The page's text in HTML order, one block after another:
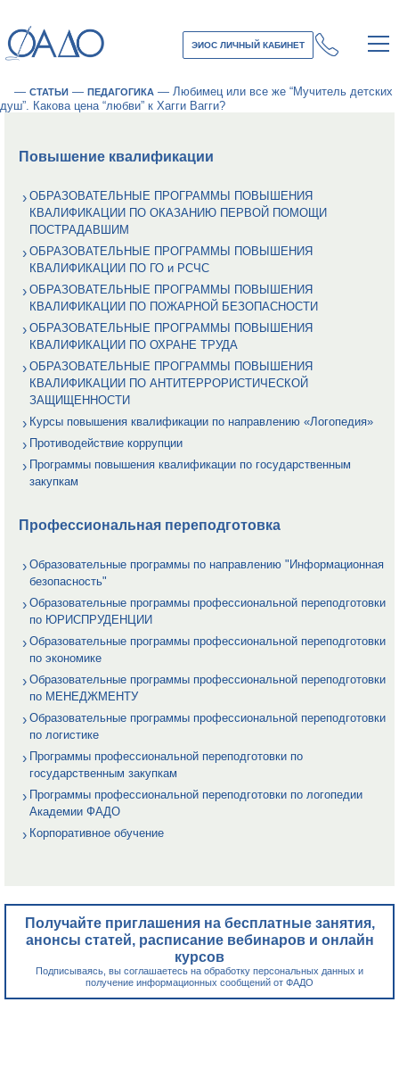
ЭИОС ЛИЧНЫЙ КАБИНЕТ
— СТАТЬИ — ПЕДАГОГИКА — Любимец или все же “Мучитель детских
душ”. Какова цена “любви” к Хагги Вагги?
Повышение квалификации
ОБРАЗОВАТЕЛЬНЫЕ ПРОГРАММЫ ПОВЫШЕНИЯ
КВАЛИФИКАЦИИ ПО ОКАЗАНИЮ ПЕРВОЙ ПОМОЩИ
ПОСТРАДАВШИМ
ОБРАЗОВАТЕЛЬНЫЕ ПРОГРАММЫ ПОВЫШЕНИЯ
КВАЛИФИКАЦИИ ПО ГО и РСЧС
ОБРАЗОВАТЕЛЬНЫЕ ПРОГРАММЫ ПОВЫШЕНИЯ
КВАЛИФИКАЦИИ ПО ПОЖАРНОЙ БЕЗОПАСНОСТИ
ОБРАЗОВАТЕЛЬНЫЕ ПРОГРАММЫ ПОВЫШЕНИЯ
КВАЛИФИКАЦИИ ПО ОХРАНЕ ТРУДА
ОБРАЗОВАТЕЛЬНЫЕ ПРОГРАММЫ ПОВЫШЕНИЯ
КВАЛИФИКАЦИИ ПО АНТИТЕРРОРИСТИЧЕСКОЙ
ЗАЩИЩЕННОСТИ
Курсы повышения квалификации по направлению «Логопедия»
Противодействие коррупции
Программы повышения квалификации по государственным
закупкам
Профессиональная переподготовка
Образовательные программы по направлению "Информационная
безопасность"
Образовательные программы профессиональной переподготовки
по ЮРИСПРУДЕНЦИИ
Образовательные программы профессиональной переподготовки
по экономике
Образовательные программы профессиональной переподготовки
по МЕНЕДЖМЕНТУ
Образовательные программы профессиональной переподготовки
по логистике
Программы профессиональной переподготовки по
государственным закупкам
Программы профессиональной переподготовки по логопедии
Академии ФАДО
Корпоративное обучение
Получайте приглашения на бесплатные занятия,
анонсы статей, расписание вебинаров и онлайн
курсов
Подписываясь, вы соглашаетесь на обработку персональных данных и
получение информационных сообщений от ФАДО